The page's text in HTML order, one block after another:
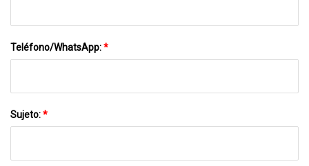
Teléfono/WhatsApp:*
Sujeto:*